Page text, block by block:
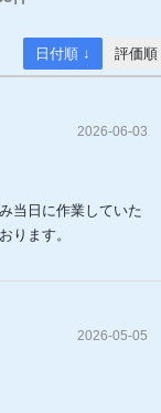
日付順 ↓ 評価順
2026-06-03
当日に作業していた
ります。
2026-05-05